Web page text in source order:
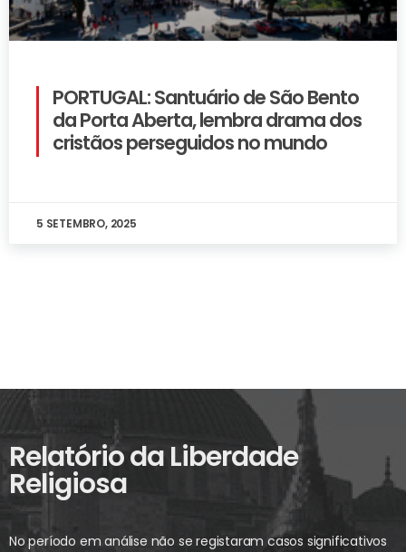
PORTUGAL: Santuário de São Bento
da Porta Aberta, lembra drama dos
cristãos perseguidos no mundo
5 SETEMBRO, 2025
Relatório da Liberdade
Religiosa
No período em análise não se registaram casos significativos